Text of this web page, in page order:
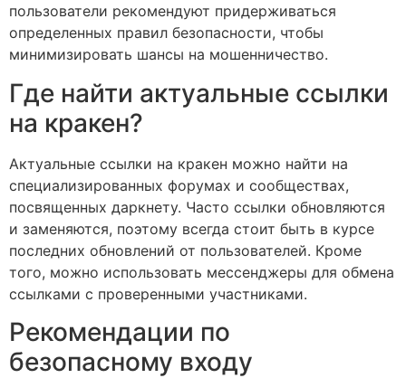
пользователи рекомендуют придерживаться
определенных правил безопасности, чтобы
минимизировать шансы на мошенничество.
Где найти актуальные ссылки
на кракен?
Актуальные ссылки на кракен можно найти на
специализированных форумах и сообществах,
посвященных даркнету. Часто ссылки обновляются
и заменяются, поэтому всегда стоит быть в курсе
последних обновлений от пользователей. Кроме
того, можно использовать мессенджеры для обмена
ссылками с проверенными участниками.
Рекомендации по
безопасному входу